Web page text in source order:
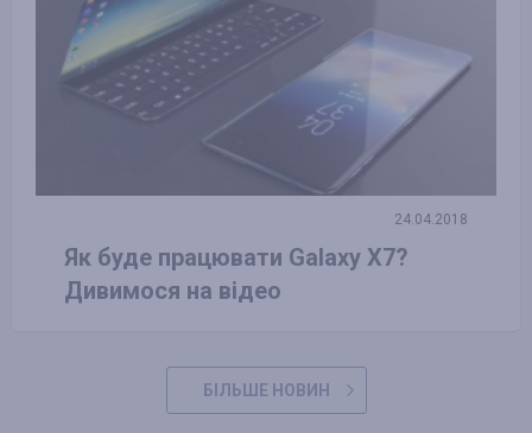
24.04.2018
Як буде працювати Galaxy X7?
Дивимося на відео
БІЛЬШЕ НОВИН